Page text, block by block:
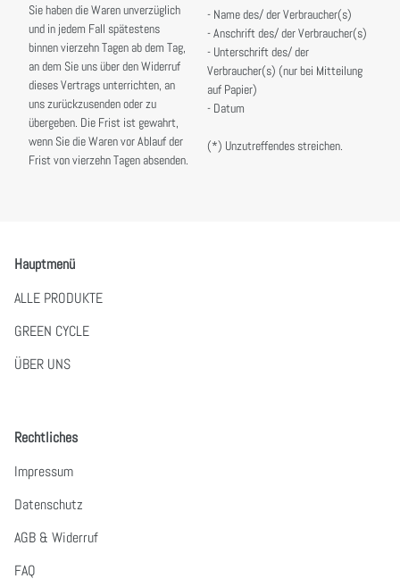
Sie haben die Waren unverzüglich
und in jedem Fall spätestens
binnen vierzehn Tagen ab dem Tag,
an dem Sie uns über den Widerruf
dieses Vertrags unterrichten, an
uns zurückzusenden oder zu
übergeben. Die Frist ist gewahrt,
wenn Sie die Waren vor Ablauf der
Frist von vierzehn Tagen absenden.
- Name des/ der Verbraucher(s)
- Anschrift des/ der Verbraucher(s)
- Unterschrift des/ der
Verbraucher(s) (nur bei Mitteilung
auf Papier)
- Datum
(*) Unzutreffendes streichen.
Hauptmenü
ALLE PRODUKTE
GREEN CYCLE
ÜBER UNS
Rechtliches
Impressum
Datenschutz
AGB & Widerruf
FAQ